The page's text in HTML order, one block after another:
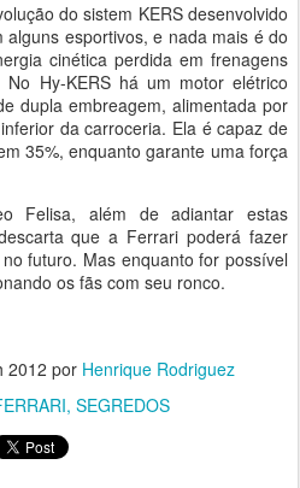
do sistem KERS desenvolvido
esportivos, e nada mais é do
cinética perdida em frenagens
Hy-KERS há um motor elétrico
dupla embreagem, alimentada por
da carroceria. Ela é capaz de
35%, enquanto garante uma força
Felisa, além de adiantar estas
que a Ferrari poderá fazer
futuro. Mas enquanto for possível
os fãs com seu ronco.
2012 por Henrique Rodriguez
SEGREDOS